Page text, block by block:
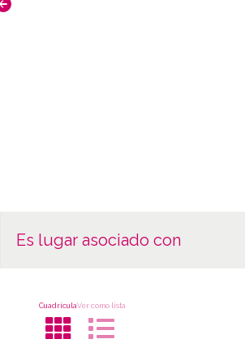
es lugar asociado con
CuadrículaVer como lista